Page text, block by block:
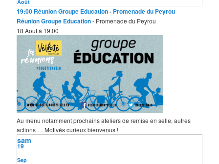
Août
19:00 Réunion Groupe Education- Promenade du Peyrou
Réunion Groupe Education- Promenade du Peyrou
18 Août à 19:00
Au menu notamment prochains ateliers de remise en selle, autres
actions … Motivés curieux bienvenus !
Sep
19
sam